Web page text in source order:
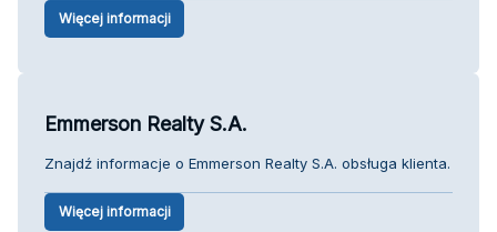
Więcej informacji
Emmerson Realty S.A.
Znajdź informacje o Emmerson Realty S.A. obsługa klienta.
Więcej informacji